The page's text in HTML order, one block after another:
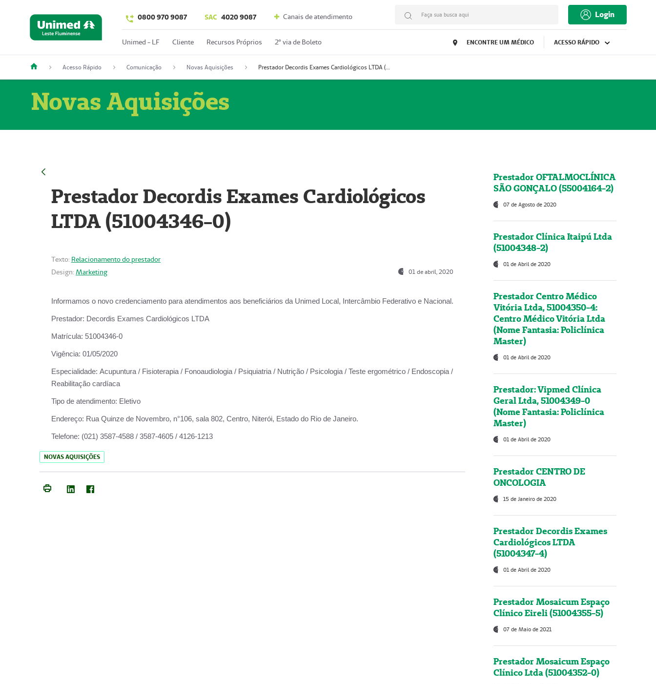
0800 970 9087 SAC 4020 9087 Canais de atendimento Faça sua busca aqui Login
Unimed - LF Cliente Recursos Próprios 2º via de Boleto ENCONTRE UM MÉDICO ACESSO RÁPIDO
Acesso Rápido Comunicação Novas Aquisições Prestador Decordis Exames Cardiológicos LTDA (51004346-0)
Novas Aquisições
Prestador Decordis Exames Cardiológicos
LTDA (51004346-0)
Texto: Relacionamento do prestador
Design: Marketing 01 de abril, 2020
Informamos o novo credenciamento para atendimentos aos beneficiários da Unimed Local, Intercâmbio Federativo e Nacional.
Prestador: Decordis Exames Cardiológicos LTDA
Matrícula: 51004346-0
Vigência: 01/05/2020
Especialidade: Acupuntura / Fisioterapia / Fonoaudiologia / Psiquiatria / Nutrição / Psicologia / Teste ergométrico / Endoscopia /
Reabilitação cardíaca
Tipo de atendimento: Eletivo
Endereço: Rua Quinze de Novembro, n°106, sala 802, Centro, Niterói, Estado do Rio de Janeiro.
Telefone: (021) 3587-4588 / 3587-4605 / 4126-1213
NOVAS AQUISIÇÕES
Prestador OFTALMOCLÍNICA
SÃO GONÇALO (55004164-2)
07 de Agosto de 2020
Prestador Clínica Itaipú Ltda
(51004348-2)
01 de Abril de 2020
Prestador Centro Médico
Vitória Ltda, 51004350-4:
Centro Médico Vitória Ltda
(Nome Fantasia: Policlínica
Master)
01 de Abril de 2020
Prestador: Vipmed Clínica
Geral Ltda, 51004349-0
(Nome Fantasia: Policlínica
Master)
01 de Abril de 2020
Prestador CENTRO DE
ONCOLOGIA
15 de Janeiro de 2020
Prestador Decordis Exames
Cardiológicos LTDA
(51004347-4)
01 de Abril de 2020
Prestador Mosaicum Espaço
Clínico Eireli (51004355-5)
07 de Maio de 2021
Prestador Mosaicum Espaço
Clínico Ltda (51004352-0)